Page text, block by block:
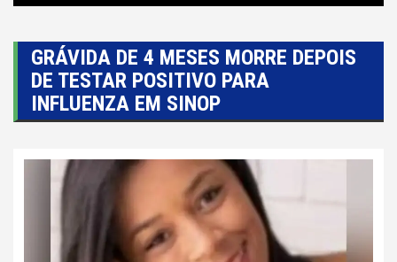
GRÁVIDA DE 4 MESES MORRE DEPOIS
DE TESTAR POSITIVO PARA
INFLUENZA EM SINOP